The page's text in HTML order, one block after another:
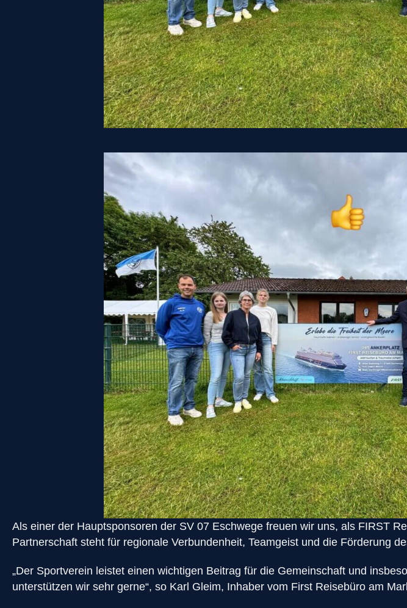
Als einer der Hauptsponsoren der SV 07 Eschwege freuen wir uns, als FIRST
Partnerschaft steht für regionale Verbundenheit, Teamgeist und die Förderung
„Der Sportverein leistet einen wichtigen Beitrag für die Gemeinschaft und
unterstützen wir sehr gerne“, so Karl Gleim, Inhaber vom First Reisebüro am